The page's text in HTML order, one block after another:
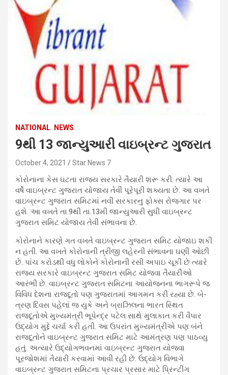
NATIONAL NEWS
9થી 13 જાન્યુઆરી વાઇબ્રન્ટ ગુજરાત
October 4, 2021 Star News 7
કોરોનાના કેસ ઘટતા રાજય સરકારે તૈયારી શરૂ કરી. ત્યારે આ
વર્ષે વાઇબ્રન્ટ ગુજરાત યોજાય તેવી પૂરેપૂરી શક્યતા છે. આ વખતે
વાઇબ્રન્ટ ગુજરાત સમિટમાં નવી સરકારનુ ફોક્સ રોજગાર પર
હશે. આ વખતે તા.9થી તા.13મી જાન્યુઆરી સુધી વાઇબ્રન્ટ
ગુજરાત સમિટ યોજાય તેવી સંભાવના છે.
કોરોનાને કારણે ગત વખતે વાઇબ્રન્ટ ગુજરાત સમિટ યોજાઇ શકી
ન હતી. આ વખતે કોરોનાની ત્રીજી લહેરની સંભાવના ઘણી ઓછી
છે. પાંચ કરોડથી વધુ લોકોને કોરોનાની રસી અપાઇ ચૂકી છે ત્યારે
રાજ્ય સરકારે વાઇબ્રન્ટ ગુજરાત સમિટ યોજવા તૈયારીઓ
આરંભી છે. વાઇબ્રન્ટ ગુજરાત સમિટના આયોજનના ભાગરૂપે જ
વિવિધ દેશના રાજદૂતો પણ ગુજરાતમાં આગમન કરી રહ્યા છે. બે-
ત્રણ દિવસ પહેલાં જ યુકે અને બ્રાઝિલના ભારત સ્થિત
રાજદૂતોએ મુખ્યમંત્રી ભૂપેન્દ્ર પટેલ સાથે મુલાકાત કરી વૈપાર
ઉદ્યોગ મુદ્દે ચર્ચા કરી હતી. આ ઉપરાંત મુખ્યમંત્રીએ પણ બંને
રાજદૂતોને વાઇબ્રન્ટ ગુજરાત સમિટ માટે આમંત્રણ પણ પાઠવ્યુ
હતું. અત્યારે ઉદ્યોગભવનમાં વાઇબ્રન્ટ ગુજરાત યોજવા
પૂરજોશમાં તૈયારી કરવામાં આવી રહી છે. ઉદ્યોગ વિભાગે
વાઇબ્રન્ટ ગુજરાત સમિટના પ્રચાર પ્રસાર માટે પ્રિન્ટીંગ